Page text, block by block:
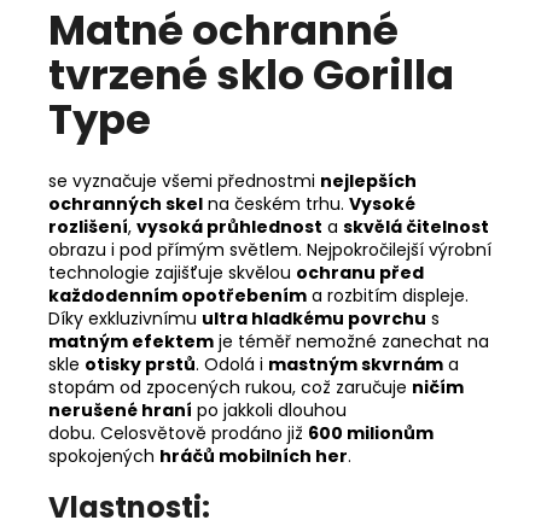
Matné ochranné
tvrzené sklo Gorilla
Type
se vyznačuje všemi přednostmi nejlepších
ochranných skel na českém trhu. Vysoké
rozlišení, vysoká průhlednost a skvělá čitelnost
obrazu i pod přímým světlem. Nejpokročilejší výrobní
technologie zajišťuje skvělou ochranu před
každodenním opotřebením a rozbitím displeje.
Díky exkluzivnímu ultra hladkému povrchu s
matným efektem je téměř nemožné zanechat na
skle otisky prstů. Odolá i mastným skvrnám a
stopám od zpocených rukou, což zaručuje ničím
nerušené hraní po jakkoli dlouhou
dobu. Celosvětově prodáno již 600 milionům
spokojených hráčů mobilních her.
Vlastnosti: